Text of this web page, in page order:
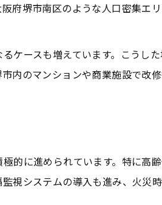
資格や技術とは
な施設管理術
安全管理の基本
の流れと実践例
府堺市南区のような人口密集エ
ケースも増えています。こうし
内のマンションや商業施設で改
的に進められています。特に高
視システムの導入も進み、火災